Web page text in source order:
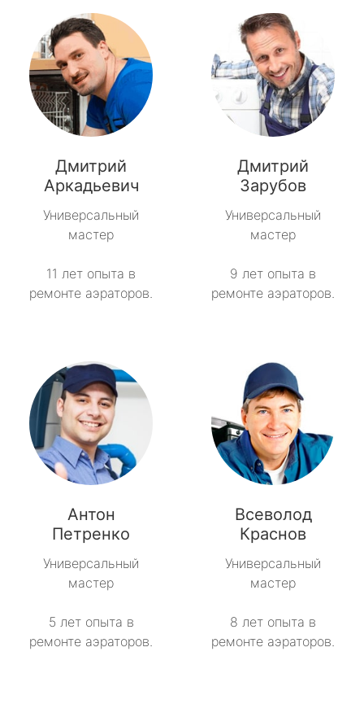
Дмитрий
Аркадьевич
Универсальный
мастер
11 лет опыта в
ремонте аэраторов.
Дмитрий
Зарубов
Универсальный
мастер
9 лет опыта в
ремонте аэраторов.
Антон
Петренко
Универсальный
мастер
5 лет опыта в
ремонте аэраторов.
Всеволод
Краснов
Универсальный
мастер
8 лет опыта в
ремонте аэраторов.